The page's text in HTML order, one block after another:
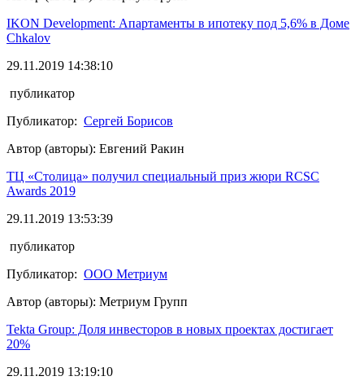
IKON Development: Апартаменты в ипотеку под 5,6% в Доме
Chkalov
29.11.2019 14:38:10
публикатор
Публикатор: Сергей Борисов
Автор (авторы): Евгений Ракин
ТЦ «Столица» получил специальный приз жюри RCSC
Awards 2019
29.11.2019 13:53:39
публикатор
Публикатор: ООО Метриум
Автор (авторы): Метриум Групп
Tekta Group: Доля инвесторов в новых проектах достигает
20%
29.11.2019 13:19:10